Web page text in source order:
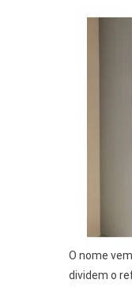
O nome
dividem o